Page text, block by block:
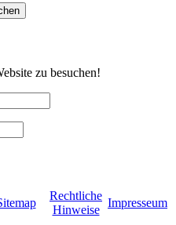
zu besuchen!
Rechtliche
Hinweise
Impresseum